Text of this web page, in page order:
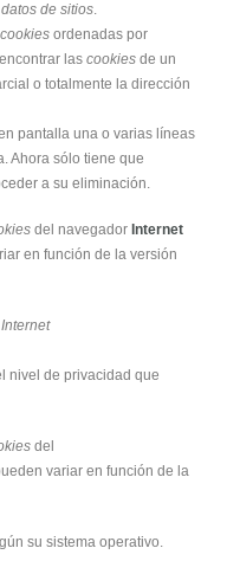
de sitios.
cookies ordenadas por
las cookies de un
o totalmente la dirección
pantalla una o varias líneas
Ahora sólo tiene que
a su eliminación.
del navegador Internet
en función de la versión
nivel de privacidad que
del
variar en función de la
su sistema operativo.